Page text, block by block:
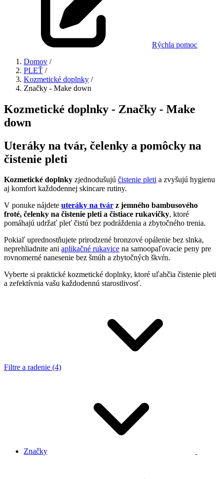
Rýchla pomoc
Domov /
PLEŤ /
Kozmetické doplnky /
Značky - Make down
Kozmetické doplnky - Značky - Make
down
Uteráky na tvár, čelenky a pomôcky na
čistenie pleti
Kozmetické doplnky zjednodušujú čistenie pleti a zvyšujú hygienu
aj komfort každodennej skincare rutiny.
V ponuke nájdete uteráky na tvár z jemného bambusového
froté, čelenky na čistenie pleti a čistiace rukavičky, ktoré
pomáhajú udržať pleť čistú bez podráždenia a zbytočného trenia.
Pokiaľ uprednostňujete prirodzené bronzové opálenie bez slnka,
neprehliadnite ani aplikačné rukavice na samoopaľovacie peny pre
rovnomerné nanesenie bez šmúh a zbytočných škvŕn.
Vyberte si praktické kozmetické doplnky, ktoré uľahčia čistenie pleti
a zefektívnia vašu každodennú starostlivosť.
Filtre a radenie (4)
Značky